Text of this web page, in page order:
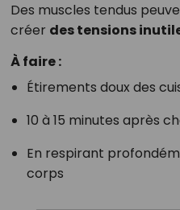
Des muscles tendus
créer des tensions
À faire :
Étirements doux des
10 à 15 minutes après
En respirant
corps